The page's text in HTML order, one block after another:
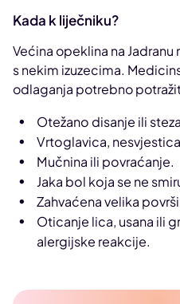
Kada k liječniku?
Većina opeklina na
s nekim izuzecima.
odlaganja potrebno
Otežano disanje ili
Vrtoglavica,
Mučnina ili povraćanje.
Jaka bol koja se ne
Zahvaćena velika
Oticanje lica, usana ili
alergijske reakcije.